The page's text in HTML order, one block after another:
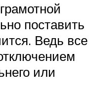
поставить
Ведь все
или